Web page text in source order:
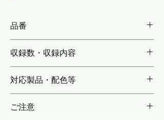
品番
収録数・収録内容
B-01～23／C-01～43／D-01～31／F-01～17
／G-01～08／H-01／K-01～07／L-01～22／
N-01～21／O-01～04／P-01～14／R-01～07
／T-11～14。
対応製品・配色等
ご注意